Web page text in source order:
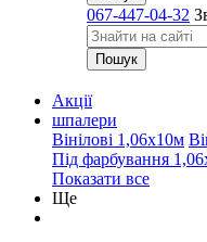
067-447-04-32
Акції
шпалери
Вінілові 1,06х10м
Під фарбування
Показати все
Ще